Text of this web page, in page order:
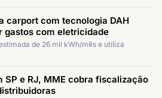
carport com tecnologia DAH
gastos com eletricidade
de 26 mil kWh/mês e utiliza
SP e RJ, MME cobra fiscalização